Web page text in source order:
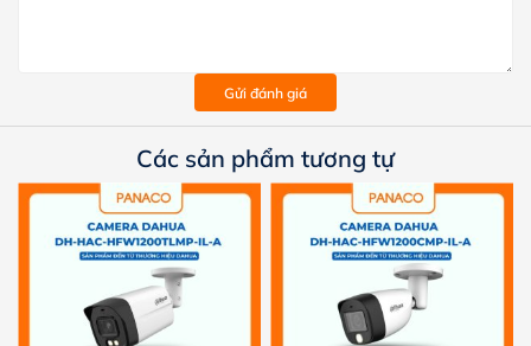
Gửi đánh giá
Các sản phẩm tương tự